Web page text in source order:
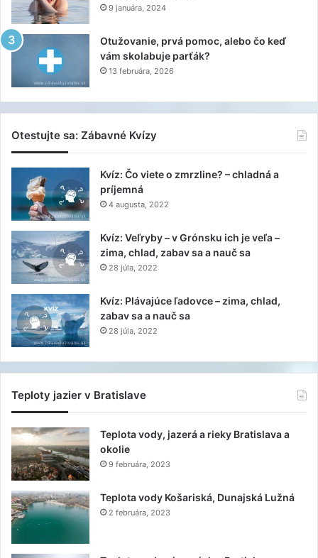
9 januára, 2024
Otužovanie, prvá pomoc, alebo čo keď
vám skolabuje parťák?
13 februára, 2026
Otestujte sa: Zábavné Kvízy
Kvíz: Čo viete o zmrzline? – chladná a
príjemná
4 augusta, 2022
Kvíz: Veľryby – v Grónsku ich je veľa –
zima, chlad, zabav sa a nauč sa
28 júla, 2022
Kvíz: Plávajúce ľadovce – zima, chlad,
zabav sa a nauč sa
28 júla, 2022
Teploty jazier v Bratislave
Teplota vody, jazerá a rieky Bratislava a
okolie
9 februára, 2023
Teplota vody Košariská, Dunajská Lužná
2 februára, 2023